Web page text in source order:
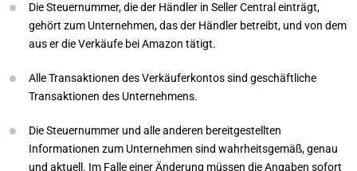
Die Steuernummer, die der Händler in Seller Central einträgt,
gehört zum Unternehmen, das der Händler betreibt, und von dem
aus er die Verkäufe bei Amazon tätigt.
Alle Transaktionen des Verkäuferkontos sind geschäftliche
Transaktionen des Unternehmens.
Die Steuernummer und alle anderen bereitgestellten
Informationen zum Unternehmen sind wahrheitsgemäß, genau
und aktuell. Im Falle einer Änderung müssen die Angaben sofort